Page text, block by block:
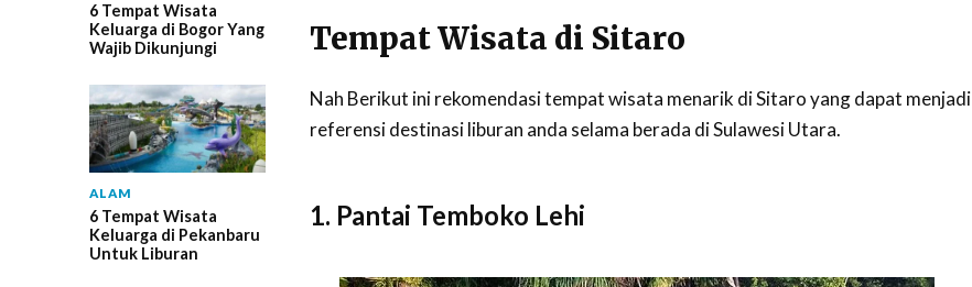
6 Tempat Wisata
Keluarga di Bogor Yang
Wajib Dikunjungi
ALAM
6 Tempat Wisata
Keluarga di Pekanbaru
Untuk Liburan
Tempat Wisata di Sitaro
Nah Berikut ini rekomendasi tempat wisata menarik di Sitaro yang dapat menjadi
referensi destinasi liburan anda selama berada di Sulawesi Utara.
1. Pantai Temboko Lehi